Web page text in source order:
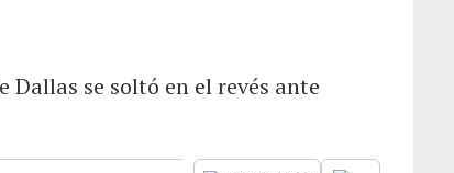
se soltó en el revés ante